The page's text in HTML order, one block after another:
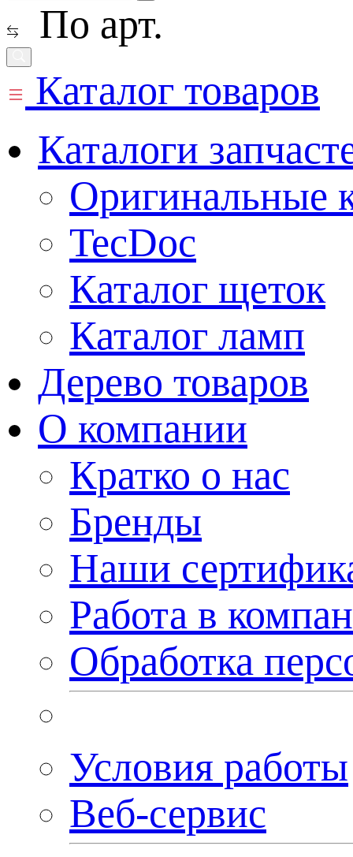
По арт.
Каталог товаров
Каталоги
Оригинальные
TecDoc
Каталог щеток
Каталог ламп
Дерево товаров
О компании
Кратко о нас
Бренды
Наши
Работа в
Обработка
Условия работы
Веб-сервис